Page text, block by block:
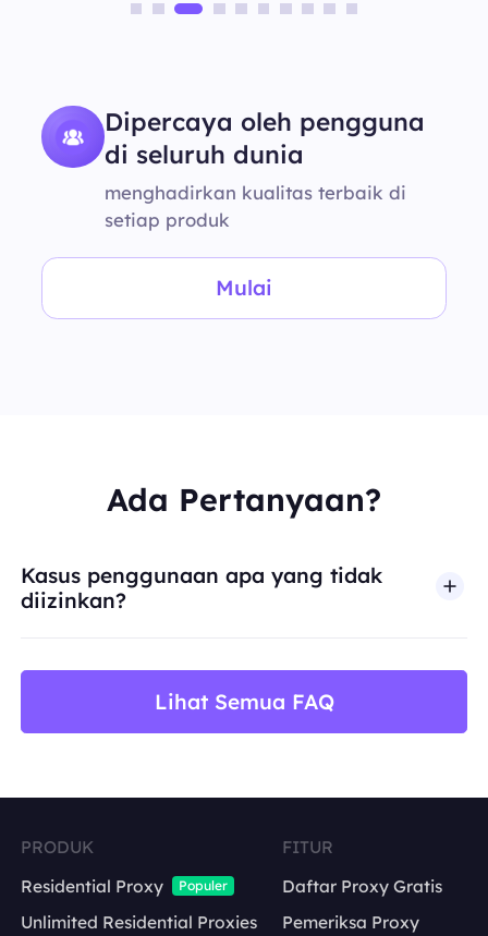
Dipercaya oleh pengguna
di seluruh dunia
menghadirkan kualitas terbaik di
setiap produk
Mulai
Ada Pertanyaan?
Kasus penggunaan apa yang tidak
diizinkan?
Lihat Semua FAQ
PRODUK
Residential Proxy
Populer
Unlimited Residential Proxies
FITUR
Daftar Proxy Gratis
Pemeriksa Proxy